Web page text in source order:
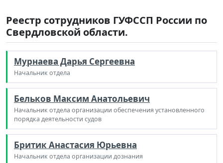
Реестр сотрудников ГУФССП России по
Свердловской области.
Мурнаева Дарья Сергеевна
Начальник отдела
Бельков Максим Анатольевич
Начальник отдела организации обеспечения установленного
порядка деятельности судов
Бритик Анастасия Юрьевна
Начальник отдела организации дознания